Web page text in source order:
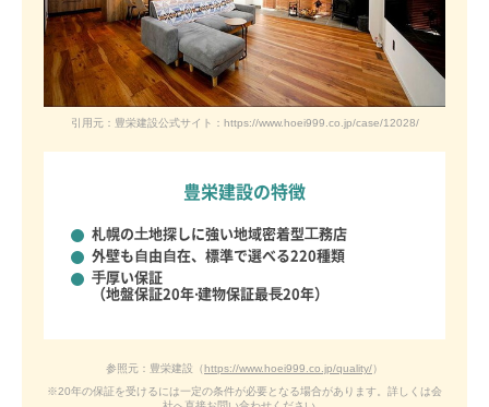
引用元：豊栄建設公式サイト：https://www.hoei999.co.jp/case/12028/
豊栄建設の特徴
札幌の⼟地探しに強い地域密着型⼯務店
外壁も⾃由⾃在、 標準で選べる220種類
⼿厚い保証
（地盤保証20年‧建物保証最⻑20年）
参照元：豊栄建設（https://www.hoei999.co.jp/quality/）
※20年の保証を受けるには一定の条件が必要となる場合があります。詳しくは会